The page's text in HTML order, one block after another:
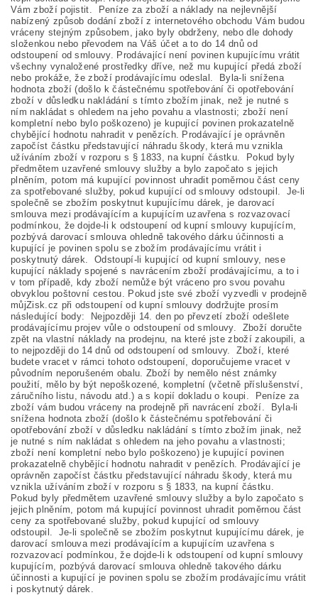
Vám zboží pojistit. Peníze za zboží a náklady na nejlevnější
nabízený způsob dodání zboží z internetového obchodu Vám budou
vráceny stejným způsobem, jako byly obdrženy, nebo dle dohody
složenkou nebo převodem na Váš účet a to do 14 dnů od
odstoupení od smlouvy. Prodávající není povinen kupujícímu vrátit
všechny vynaložené prostředky dříve, než mu kupující předá zboží
nebo prokáže, že zboží prodávajícímu odeslal. Byla-li snížena
hodnota zboží (došlo k částečnému spotřebování či opotřebování
zboží v důsledku nakládání s tímto zbožím jinak, než je nutné s
ním nakládat s ohledem na jeho povahu a vlastnosti; zboží není
kompletní nebo bylo poškozeno) je kupující povinen prokazatelně
chybějící hodnotu nahradit v penězích. Prodávající je oprávněn
započíst částku představující náhradu škody, která mu vznikla
užíváním zboží v rozporu s § 1833, na kupní částku. Pokud byly
předmětem uzavřené smlouvy služby a bylo započato s jejich
plněním, potom má kupující povinnost uhradit poměrnou část ceny
za spotřebované služby, pokud kupující od smlouvy odstoupil. Je-li
společně se zbožím poskytnut kupujícímu dárek, je darovací
smlouva mezi prodávajícím a kupujícím uzavřena s rozvazovací
podmínkou, že dojde-li k odstoupení od kupní smlouvy kupujícím,
pozbývá darovací smlouva ohledně takového dárku účinnosti a
kupující je povinen spolu se zbožím prodávajícímu vrátit i
poskytnutý dárek. Odstoupí-li kupující od kupní smlouvy, nese
kupující náklady spojené s navrácením zboží prodávajícímu, a to i
v tom případě, kdy zboží nemůže být vráceno pro svou povahu
obvyklou poštovní cestou. Pokud jste své zboží vyzvedli v prodejně
můjZisk.cz při odstoupení od kupní smlouvy dodržujte prosím
následující body: Nejpozději 14. den po převzetí zboží odešlete
prodávajícímu projev vůle o odstoupení od smlouvy. Zboží doručte
zpět na vlastní náklady na prodejnu, na které jste zboží zakoupili, a
to nejpozději do 14 dnů od odstoupení od smlouvy. Zboží, které
budete vracet v rámci tohoto odstoupení, doporučujeme vracet v
původním neporušeném obalu. Zboží by nemělo nést známky
použití, mělo by být nepoškozené, kompletní (včetně příslušenství,
záručního listu, návodu atd.) a s kopií dokladu o koupi. Peníze za
zboží vám budou vráceny na prodejně při navrácení zboží. Byla-li
snížena hodnota zboží (došlo k částečnému spotřebování či
opotřebování zboží v důsledku nakládání s tímto zbožím jinak, než
je nutné s ním nakládat s ohledem na jeho povahu a vlastnosti;
zboží není kompletní nebo bylo poškozeno) je kupující povinen
prokazatelně chybějící hodnotu nahradit v penězích. Prodávající je
oprávněn započíst částku představující náhradu škody, která mu
vznikla užíváním zboží v rozporu s § 1833, na kupní částku.
Pokud byly předmětem uzavřené smlouvy služby a bylo započato s
jejich plněním, potom má kupující povinnost uhradit poměrnou část
ceny za spotřebované služby, pokud kupující od smlouvy
odstoupil. Je-li společně se zbožím poskytnut kupujícímu dárek, je
darovací smlouva mezi prodávajícím a kupujícím uzavřena s
rozvazovací podmínkou, že dojde-li k odstoupení od kupní smlouvy
kupujícím, pozbývá darovací smlouva ohledně takového dárku
účinnosti a kupující je povinen spolu se zbožím prodávajícímu vrátit
i poskytnutý dárek.